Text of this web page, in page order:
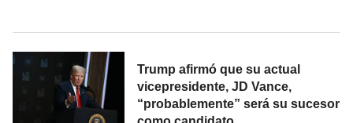
Trump afirmó que su actual
vicepresidente, JD Vance,
“probablemente” será su sucesor